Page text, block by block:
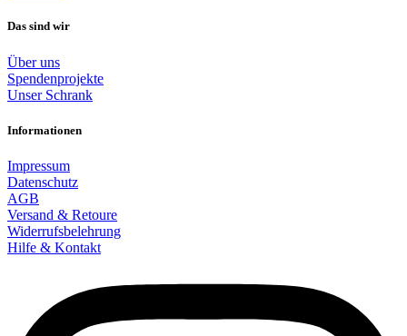
Das sind wir
Über uns
Spendenprojekte
Unser Schrank
Informationen
Impressum
Datenschutz
AGB
Versand & Retoure
Widerrufsbelehrung
Hilfe & Kontakt